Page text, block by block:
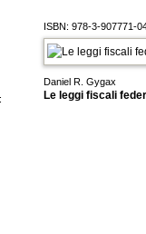
ISBN: 978-3-907771-
Daniel R. Gygax
Le leggi fiscali